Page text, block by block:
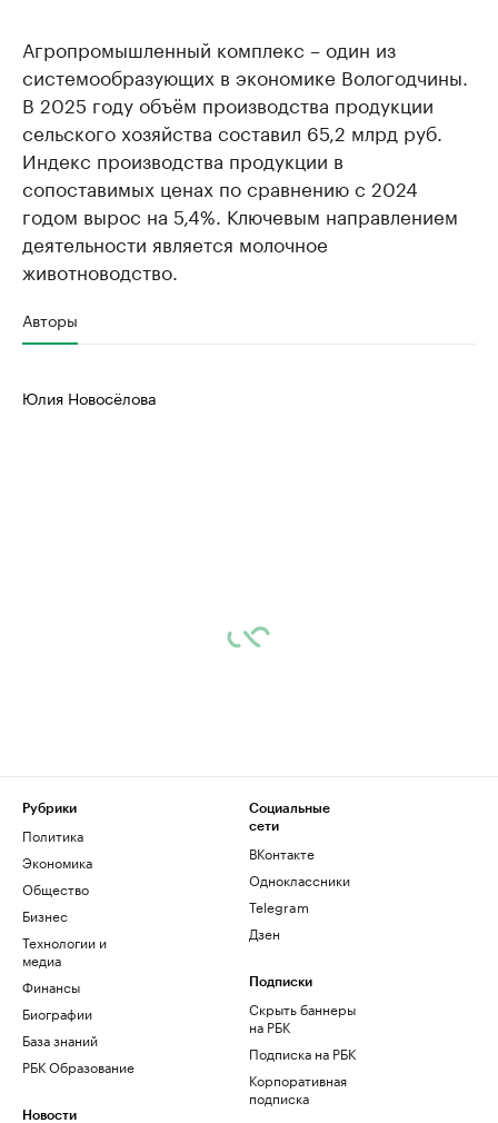
Агропромышленный комплекс – один из
системообразующих в экономике Вологодчины.
В 2025 году объём производства продукции
сельского хозяйства составил 65,2 млрд руб.
Индекс производства продукции в
сопоставимых ценах по сравнению с 2024
годом вырос на 5,4%. Ключевым направлением
деятельности является молочное
животноводство.
Авторы
Юлия Новосёлова
Рубрики
Политика
Экономика
Общество
Бизнес
Технологии и
медиа
Финансы
Биографии
База знаний
РБК Образование
Новости
Социальные
сети
ВКонтакте
Одноклассники
Telegram
Дзен
Подписки
Скрыть баннеры
на РБК
Подписка на РБК
Корпоративная
подписка